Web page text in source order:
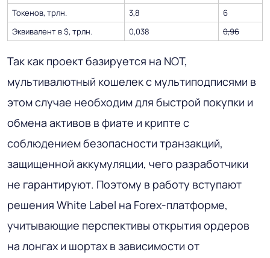
Токенов, трлн.
3,8
6
Эквивалент в $, трлн.
0,038 0,96
Так как проект базируется на NOT,
мультивалютный кошелек с мультиподписями в
этом случае необходим для быстрой покупки и
обмена активов в фиате и крипте с
соблюдением безопасности транзакций,
защищенной аккумуляции, чего разработчики
не гарантируют. Поэтому в работу вступают
решения White Label на Forex-платформе,
учитывающие перспективы открытия ордеров
на лонгах и шортах в зависимости от